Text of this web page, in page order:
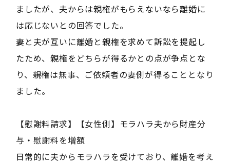
ましたが、夫からは親権がもらえないなら離婚に
は応じないとの回答でした。
妻と夫が互いに離婚と親権を求めて訴訟を提起し
たため、親権をどちらが得るかとの点が争点とな
り、親権は無事、ご依頼者の妻側が得ることとなり
ました。
【慰謝料請求】【女性側】モラハラ夫から財産分
与・慰謝料を増額
日常的に夫からモラハラを受けており、離婚を考え